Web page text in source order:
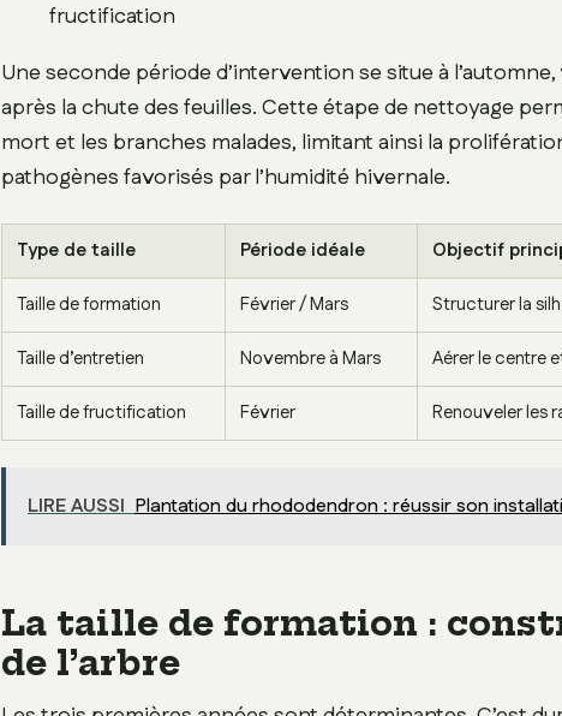
fructification
Une seconde période d’intervention se situe à
après la chute des feuilles. Cette étape de nettoyage
mort et les branches malades, limitant ainsi la
pathogènes favorisés par l’humidité hivernale.
Type de taille Période idéale Objectif
Taille de formation Février / Mars Structurer la
Taille d’entretien Novembre à Mars Aérer le centre
Taille de fructification Février Renouveler les
LIRE AUSSI Plantation du rhododendron : réussir son
La taille de formation :
de l’arbre